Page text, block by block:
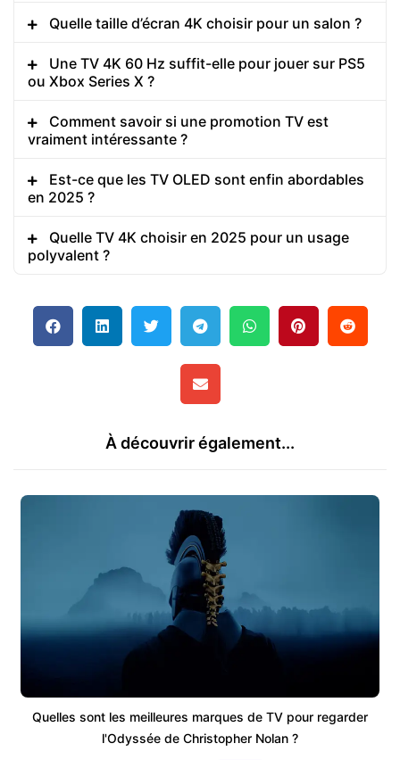
Quelle taille d’écran 4K choisir pour un salon ?
Une TV 4K 60 Hz suffit-elle pour jouer sur PS5
ou Xbox Series X ?
Comment savoir si une promotion TV est
vraiment intéressante ?
Est-ce que les TV OLED sont enfin abordables
en 2025 ?
Quelle TV 4K choisir en 2025 pour un usage
polyvalent ?
À découvrir également...
Quelles sont les meilleures marques de TV pour regarder
l'Odyssée de Christopher Nolan ?